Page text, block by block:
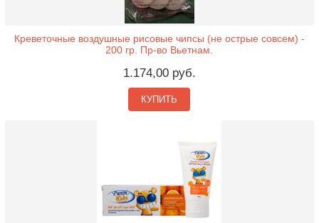
Креветочные воздушные рисовые чипсы (не острые совсем) -
200 гр. Пр-во Вьетнам.
1.174,00 руб.
КУПИТЬ